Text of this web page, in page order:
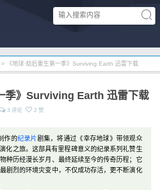
> 《地球·劫后重生第一季》Surviving Earth 迅雷下载
季》Surviving Earth 迅雷下载
3 评论 2 赞
作的纪录片剧集，将通过《幸存地球》带领观众
化之旅。这部具有里程碑意义的纪录系列礼赞生
种历经漫长岁月、最终延续至今的传奇历程；它
剧烈的环境灾变中，不仅成功存活，更不断演化